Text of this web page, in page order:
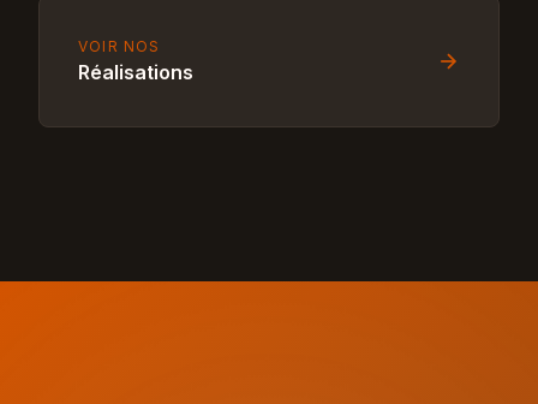
VOIR NOS
Réalisations